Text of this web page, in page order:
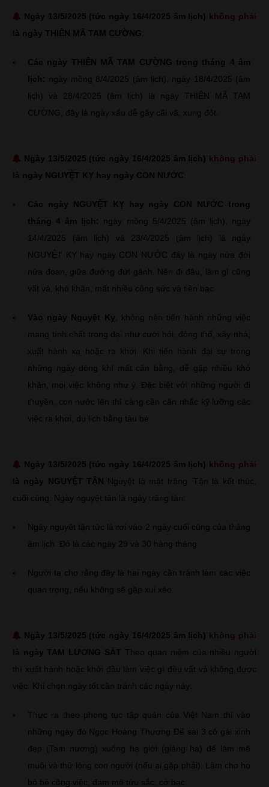
Ngày 13/5/2025 (tức ngày 16/4/2025 âm lịch) không phải
là ngày THIÊN MÃ TAM CƯỜNG
Các ngày THIÊN MÃ TAM CƯỜNG trong tháng 4 âm
lịch: ngày mồng 8/4/2025 (âm lịch), ngày 18/4/2025 (âm
lịch) và 28/4/2025 (âm lịch) là ngày THIÊN MÃ TAM
CƯỜNG, đây là ngày xấu dễ gây cãi vã, xung đột.
Ngày 13/5/2025 (tức ngày 16/4/2025 âm lịch) không phải
là ngày NGUYỆT KỴ hay ngày CON NƯỚC
Các ngày NGUYỆT KỴ hay ngày CON NƯỚC trong
tháng 4 âm lịch:
ngày mồng 5/4/2025 (âm lịch), ngày
14/4/2025 (âm lịch) và 23/4/2025 (âm lịch) là ngày
NGUYỆT KỴ hay ngày CON NƯỚC đây là ngày nửa đời
nửa đoạn, giữa đường đứt gánh. Nên đi đâu, làm gì cũng
vất vả, khó khăn, mất nhiều công sức và tiền bạc.
Vào ngày Nguyệt Kỵ , không nên tiến hành những việc
mang tính chất trọng đại như cưới hỏi, động thổ, xây nhà,
xuất hành xa hoặc ra khơi. Khi tiến hành đại sự trong
những ngày dòng khí mất cân bằng, dễ gặp nhiều khó
khăn, mọi việc không như ý. Đặc biệt với những người đi
thuyền, con nước lên thì càng cần cân nhắc kỹ lưỡng các
việc ra khơi, du lịch bằng tàu bè.
Ngày 13/5/2025 (tức ngày 16/4/2025 âm lịch) không phải
là ngày NGUYỆT TẬN Nguyệt là mặt trăng. Tận là kết thúc,
cuối cùng. Ngày nguyệt tận là ngày trăng tàn:
Ngày nguyệt tận tức là rơi vào 2 ngày cuối cùng của tháng
âm lịch. Đó là các ngày 29 và 30 hàng tháng.
Người ta cho rằng đây là hai ngày cần tránh làm các việc
quan trọng, nếu không sẽ gặp xui xẻo.
Ngày 13/5/2025 (tức ngày 16/4/2025 âm lịch) không phải
là ngày TAM LƯƠNG SÁT Theo quan niệm của nhiều người
thì xuất hành hoặc khởi đầu làm việc gì đều vất vả không được
việc. Khi chọn ngày tốt cần tránh các ngày này:
Thực ra theo phong tục tập quán của Việt Nam thì vào
những ngày đó Ngọc Hoàng Thượng Đế sai 3 cô gái xinh
đẹp (Tam nương) xuống hạ giới (giáng hạ) để làm mê
muội và thử lòng con người (nếu ai gặp phải). Làm cho họ
bỏ bê công việc, đam mê tửu sắc, cờ bạc.